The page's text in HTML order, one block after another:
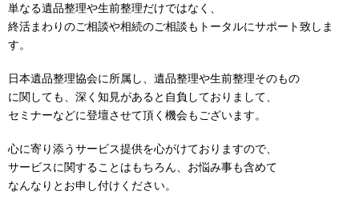
単なる遺品整理や生前整理だけではなく、
終活まわりのご相談や相続のご相談もトータルにサポート致しま
す。
日本遺品整理協会に所属し、遺品整理や生前整理そのもの
に関しても、深く知見があると自負しておりまして、
セミナーなどに登壇させて頂く機会もございます。
心に寄り添うサービス提供を心がけておりますので、
サービスに関することはもちろん、お悩み事も含めて
なんなりとお申し付けください。